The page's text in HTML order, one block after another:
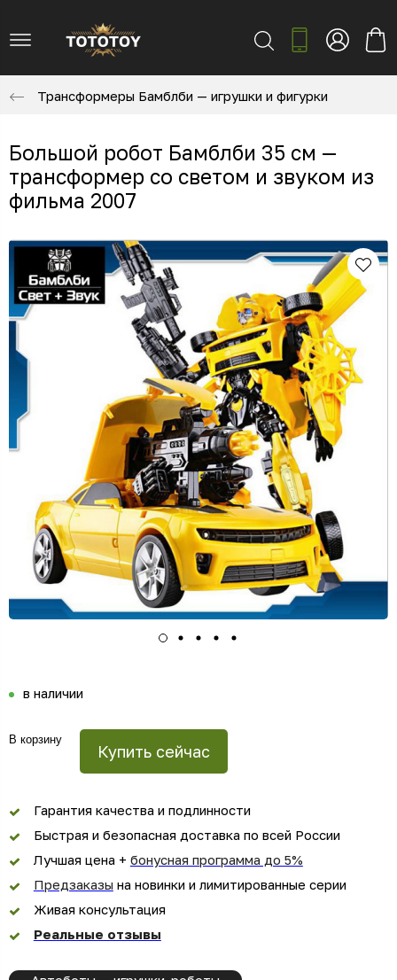
Трансформеры Бамблби — игрушки и фигурки
Большой робот Бамблби 35 см —
трансформер со светом и звуком из
фильма 2007
в наличии
В корзину
Купить сейчас
Гарантия качества и подлинности
Быстрая и безопасная доставка по всей России
Лучшая цена + бонусная программа до 5%
Предзаказы на новинки и лимитированные серии
Живая консультация
Реальные отзывы